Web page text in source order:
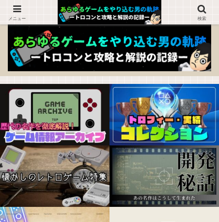
ゲームを知らない人でも楽しめるブログ！
メニュー 検索